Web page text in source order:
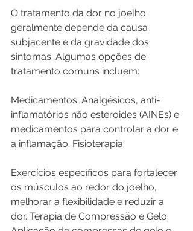
O tratamento da dor no joelho
geralmente depende da causa
subjacente e da gravidade dos
sintomas. Algumas opções de
tratamento comuns incluem:
Medicamentos: Analgésicos, anti-
inflamatórios não esteroides (AINEs) e
medicamentos para controlar a dor e
a inflamação. Fisioterapia:
Exercícios específicos para fortalecer
os músculos ao redor do joelho,
melhorar a flexibilidade e reduzir a
dor. Terapia de Compressão e Gelo: